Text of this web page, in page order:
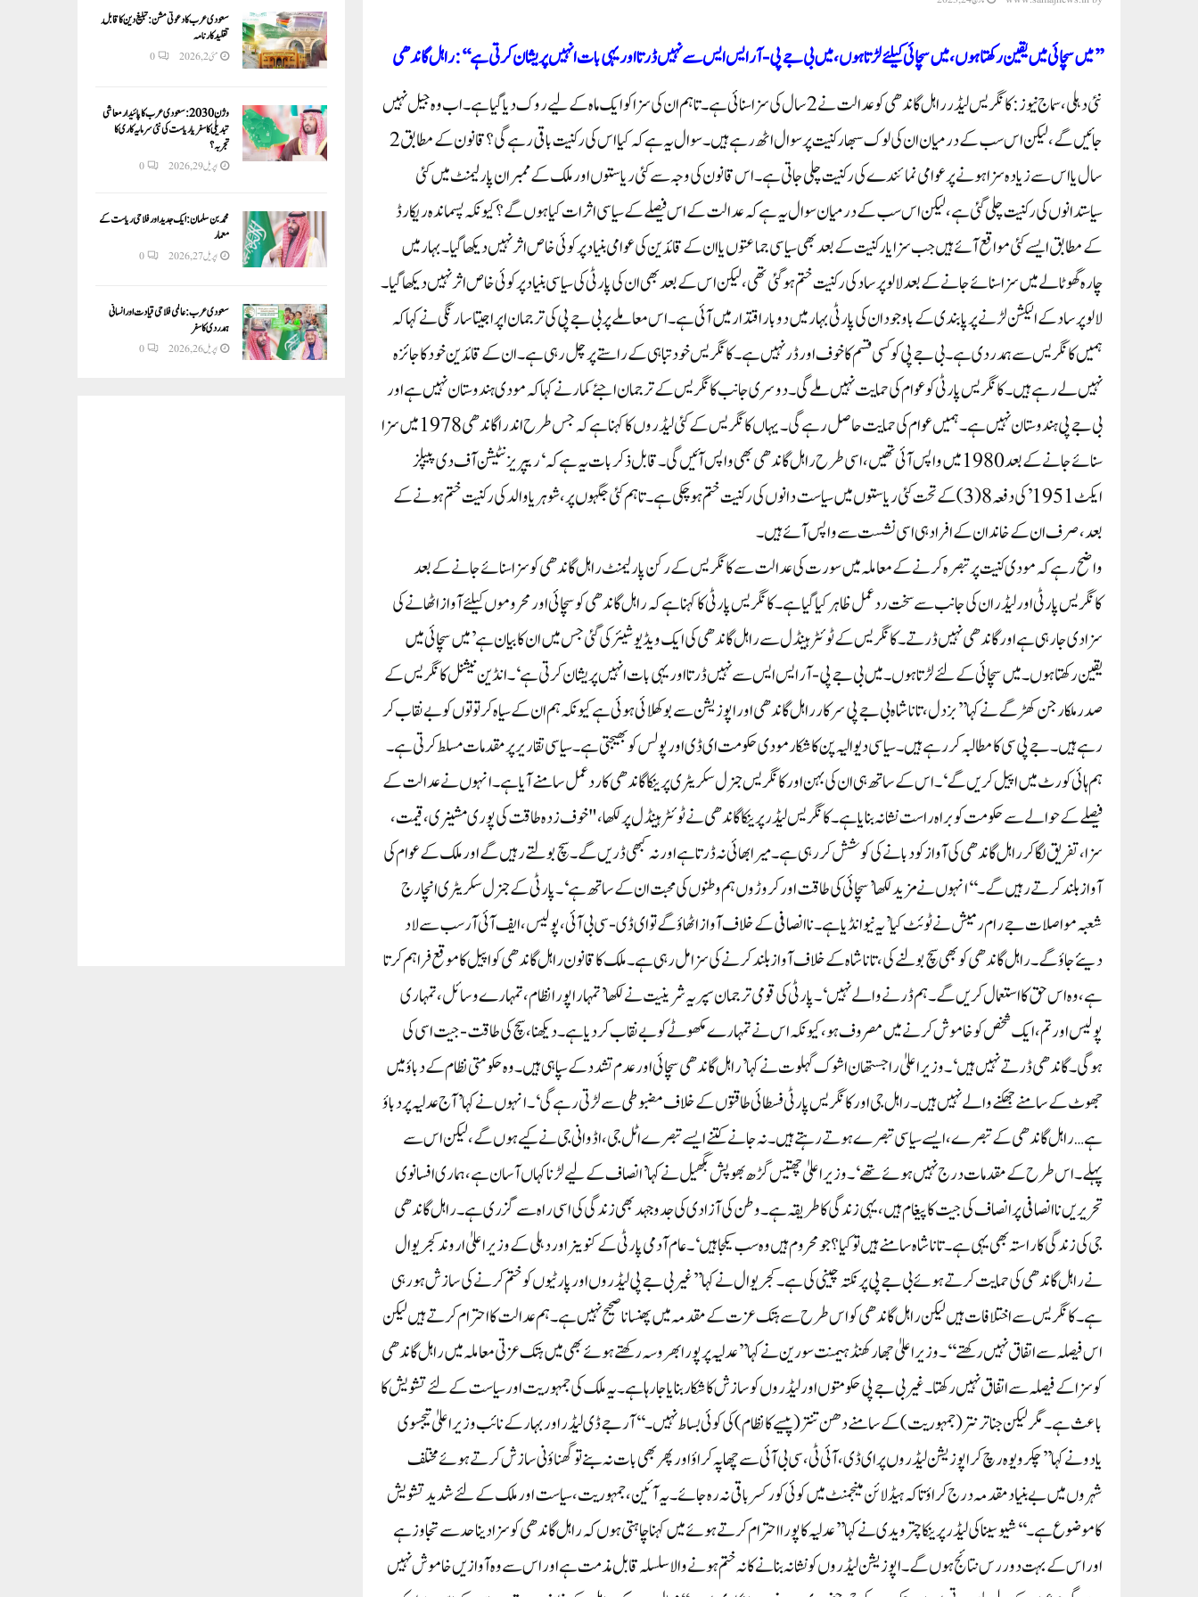
’’میں سچائی میں یقین رکھتا ہوں، میں سچائی کیلئے لڑتا ہوں ،میں بی جے پی-آر ایس ایس سے نہیں ڈرتا اور یہی بات انہیں پریشان کرتی ہے‘‘: راہل گاندھی
نئی دہلی، سماج نیوز: کانگریس لیڈر راہل گاندھی کو عدالت نے 2 سال کی سزا سنائی ہے۔ تاہم ان کی سزا کو ایک ماہ کے لیے روک دیا گیا ہے۔ اب وہ جیل نہیں
جائیں گے،لیکن اس سب کے درمیان ان کی لوک سبھا رکنیت پر سوال اٹھ رہے ہیں۔ سوال یہ ہے کہ کیا اس کی رکنیت باقی رہے گی؟ قانون کے مطابق 2
سال یا اس سے زیادہ سزا ہونے پر عوامی نمائندے کی رکنیت چلی جاتی ہے۔ اس قانون کی وجہ سے کئی ریاستوں اور ملک کے ممبران پارلیمنٹ میں کئی
سیاستدانوں کی رکنیت چلی گئی ہے، لیکن اس سب کے درمیان سوال یہ ہے کہ عدالت کے اس فیصلے کے سیاسی اثرات کیا ہوں گے؟ کیونکہ پسماندہ ریکارڈ
کے مطابق ایسے کئی مواقع آئے ہیں جب سزا یا رکنیت کے بعد بھی سیاسی جماعتوں یا ان کے قائدین کی عوامی بنیاد پر کوئی خاص اثر نہیں دیکھا گیا۔ بہار میں
چارہ گھوٹالے میں سزا سنائے جانے کے بعد لالو پرساد کی رکنیت ختم ہوگئی تھی، لیکن اس کے بعد بھی ان کی پارٹی کی سیاسی بنیاد پر کوئی خاص اثر نہیں دیکھا گیا۔
لالو پرساد کے الیکشن لڑنے پر پابندی کے باوجود ان کی پارٹی بہار میں دو بار اقتدار میں آئی ہے۔ اس معاملے پر بی جے پی کی ترجمان اپراجیتا سارنگی نے کہا کہ
ہمیں کانگریس سے ہمدردی ہے۔ بی جے پی کو کسی قسم کا خوف اور ڈر نہیں ہے۔ کانگریس خود تباہی کے راستے پر چل رہی ہے۔ ان کے قائدین خود کا جائزہ
نہیں لے رہے ہیں۔ کانگریس پارٹی کو عوام کی حمایت نہیں ملے گی۔ دوسری جانب کانگریس کے ترجمان اجئے کمار نے کہا کہ مودی ہندوستان نہیں ہے اور
بی جے پی ہندوستان نہیں ہے۔ ہمیں عوام کی حمایت حاصل رہے گی۔ یہاں کانگریس کے کئی لیڈروں کا کہنا ہے کہ جس طرح اندرا گاندھی 1978 میں سزا
سنائے جانے کے بعد 1980 میں واپس آئی تھیں، اسی طرح راہل گاندھی بھی واپس آئیں گی۔ قابل ذکر بات یہ ہے کہ ‘ریپریزنٹیشن آف دی پیپلز
ایکٹ 1951’ کی دفعہ 8 (3) کے تحت کئی ریاستوں میں سیاست دانوں کی رکنیت ختم ہو چکی ہے۔ تاہم کئی جگہوں پر، شوہر یا والد کی رکنیت ختم ہونے کے
بعد، صرف ان کے خاندان کے افراد ہی اسی نشست سے واپس آئے ہیں۔
واضح رہے کہ مودی کنیت پر تبصرہ کرنے کے معاملہ میں سورت کی عدالت سے کانگریس کے رکن پارلیمنٹ راہل گاندھی کو سزا سنائے جانے کے بعد
کانگریس پارٹی اور لیڈران کی جانب سے سخت رد عمل ظاہر کیا گیا ہے۔ کانگریس پارٹی کا کہنا ہے کہ راہل گاندھی کو سچائی اور محروموں کیلئے آواز اٹھانے کی
سزا دی جا رہی ہے اور گاندھی نہیں ڈرتے۔کانگریس کے ٹوئٹر ہینڈل سے راہل گاندھی کی ایک ویڈیو شیئر کی گئی جس میں ان کا بیان ہے ’میں سچائی میں
یقین رکھتا ہوں۔ میں سچائی کے لئے لڑتا ہوں۔ میں بی جے پی-آر ایس ایس سے نہیں ڈرتا اور یہی بات انہیں پریشان کرتی ہے‘۔انڈین نیشنل کانگریس کے
صدر ملکارجن کھڑگے نے کہا ’’بزدل، تاناشاہ بی جے پی سرکار راہل گاندھی اور اپوزیشن سے بوکھلائی ہوئی ہے کیونکہ ہم ان کے سیاہ کرتوتوں کو بے نقاب کر
رہے ہیں۔ جے پی سی کا مطالبہ کر رہے ہیں۔ سیاسی دیوالیہ پن کا شکار مودی حکومت ای ڈی اور پولس کو بھیجتی ہے۔ سیاسی تقاریر پر مقدمات مسلط کرتی ہے۔
ہم ہائی کورٹ میں اپیل کریں گے‘۔ اس کے ساتھ ہی ان کی بہن اور کانگریس جنرل سکریٹری پرینکا گاندھی کا ردعمل سامنے آیا ہے۔ انہوں نے عدالت کے
فیصلے کے حوالے سے حکومت کو براہ راست نشانہ بنایا ہے۔کانگریس لیڈر پرینکا گاندھی نے ٹوئٹر ہینڈل پر لکھا، "خوف زدہ طاقت کی پوری مشینری، قیمت،
سزا، تفریق لگا کر راہل گاندھی کی آواز کو دبانے کی کوشش کر رہی ہے۔ میرا بھائی نہ ڈرتا ہے اور نہ کبھی ڈریں گے۔ سچ بولتے رہیں گے اور ملک کے عوام کی
آواز بلند کرتے رہیں گے۔‘‘ انہوں نے مزید لکھا’سچائی کی طاقت اور کروڑوں ہم وطنوں کی محبت ان کے ساتھ ہے‘۔پارٹی کے جنرل سکریٹری انچارج
شعبہ مواصلات جے رام رمیش نے ٹوئٹ کیا ’یہ نیو انڈیا ہے۔ ناانصافی کے خلاف آواز اٹھاؤگے تو ای ڈی-سی بی آئی، پولیس، ایف آئی آر سب سے لاد
دیئے جاؤ گے۔ راہل گاندھی کو بھی سچ بولنے کی، تاناشاہ کے خلاف آواز بلند کرنے کی سزا مل رہی ہے۔ ملک کا قانون راہل گاندھی کو اپیل کا موقع فراہم کرتا
ہے، وہ اس حق کا استعمال کریں گے۔ ہم ڈرنے والے نہیں‘۔پارٹی کی قومی ترجمان سپریہ شرینیت نے لکھا ’تمہارا پورا نظام، تمہارے وسائل، تمہاری
پولیس اور تم، ایک شخص کو خاموش کرنے میں مصروف ہو، کیونکہ اس نے تمہارے مکھوٹے کو بے نقاب کر دیا ہے۔ دیکھنا، سچ کی طاقت- جیت اسی کی
ہوگی۔ گاندھی ڈرتے نہیں ہیں‘۔وزیر اعلیٰ راجستھان اشوک گہلوت نے کہا ’راہل گاندھی سچائی اور عدم تشدد کے سپاہی ہیں۔ وہ حکومتی نظام کے دباؤ میں
جھوٹ کے سامنے جھکنے والے نہیں ہیں۔ راہل جی اور کانگریس پارٹی فسطائی طاقتوں کے خلاف مضبوطی سے لڑتی رہے گی‘۔ انہوں نے کہا’آج عدلیہ پر دباؤ
ہے… راہل گاندھی کے تبصرے، ایسے سیاسی تبصرے ہوتے رہتے ہیں۔ نہ جانے کتنے ایسے تبصرے اٹل جی، اڈوانی جی نے کیے ہوں گے، لیکن اس سے
پہلے۔ اس طرح کے مقدمات درج نہیں ہوئے تھے‘۔وزیر اعلیٰ چھتیس گڑھ بھوپش بگھیل نے کہا ’انصاف کے لیے لڑنا کہاں آسان ہے، ہماری افسانوی
تحریریں ناانصافی پر انصاف کی جیت کا پیغام ہیں، یہی زندگی کا طریقہ ہے۔ وطن کی آزادی کی جدوجہد بھی زندگی کی اسی راہ سے گزری ہے۔ راہل گاندھی
جی کی زندگی کا راستہ بھی یہی ہے۔ تاناشاہ سامنے ہیں تو کیا؟ جو محروم ہیں وہ سب یکجا ہیں‘۔عام آدمی پارٹی کے کنوینر اور دہلی کے وزیر اعلیٰ اروندکجریوال
نے راہل گاندھی کی حمایت کرتے ہوئے بی جے پی پر نکتہ چینی کی ہے۔ کجریوال نے کہا ’’غیر بی جے پی لیڈروں اور پارٹیوں کو ختم کرنے کی سازش ہو رہی
ہے۔ کانگریس سے اختلافات ہیں لیکن راہل گاندھی کو اس طرح سے ہتک عزت کے مقدمہ میں پھنسانا صحیح نہیں ہے۔ ہم عدالت کا احترام کرتے ہیں لیکن
اس فیصلہ سے اتفاق نہیں رکھتے‘‘۔وزیر اعلیٰ جھارکھنڈ ہیمنت سورین نے کہا ’’عدلیہ پر پورا بھروسہ رکھتے ہوئے بھی میں ہتک عزتی معاملہ میں راہل گاندھی
کو سزا کے فیصلہ سے اتفاق نہیں رکھتا۔ غیر بی جے پی حکومتوں اور لیڈروں کو سازش کا شکار بنایا جا رہا ہے۔ یہ ملک کی جمہوریت اور سیاست کے لئے تشویش کا
باعث ہے۔ مگر لیکن جناترنتر (جمہوریت) کے سامنے دھن تنتر (پیسے کا نظام) کی کوئی بساط نہیں۔‘‘آر جے ڈی لیڈر اور بہار کے نائب وزیر اعلیٰ تیجسوی
یادو نے کہا ’’چکرویوہ رچ کر اپوزیشن لیڈروں پر ای ڈی، آئی ٹی، سی بی آئی سے چھاپہ کراؤ اور پھر بھی بات نہ بنے تو گھناؤنی سازش کرتے ہوئے مختلف
شہروں میں بے بنیاد مقدمہ درج کراؤ تاکہ ہیڈلائن مینجمنٹ میں کوئی کور کسر باقی نہ رہ جائے۔ یہ آئین، جمہوریت، سیاست اور ملک کے لئے شدید تشویش
کا موضوع ہے۔‘‘شیو سینا کی لیڈر پرینکا چترویدی نے کہا ’’عدلیہ کا پورا احترام کرتے ہوئے میں کہنا چاہتی ہوں کہ راہل گاندھی کو سزا دینا حد سے تجاوز ہے
اور اس کے بہت دور رس نتائج ہوں گے۔ اپوزیشن لیڈروں کو نشانہ بنانے کا نہ ختم ہونے والا سلسلہ قابل مذمت ہے اور اس سے وہ آوازیں خاموش نہیں
سعودی عرب کا دعوتی مشن: تبلیغ دین کا قابلِ
تقلید کارنامہ
مئی 2, 2026 0
وژن 2030:سعودی عرب کا پائیدار معاشی
تبدیلی کا سفر یا ریاست کی نئی سرمایہ کاری کا
تجربہ؟
اپریل 29, 2026 0
محمد بن سلمان: ایک جدید اور فلاحی ریاست کے
معمار
اپریل 27, 2026 0
سعودی عرب: عالمی فلاحی قیادت اور انسانی
ہمدردی کا سفر
اپریل 26, 2026 0